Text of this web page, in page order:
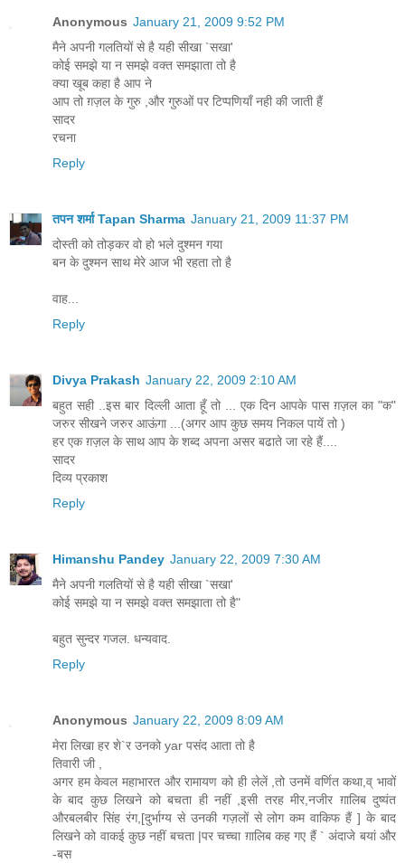
Anonymous January 21, 2009 9:52 PM
मैने अपनी गलतियों से है यही सीखा `सखा'
कोई समझे या न समझे वक्त समझाता तो है
क्या खूब कहा है आप ने
आप तो ग़ज़ल के गुरु ,और गुरुओं पर टिप्पणियाँ नही की जाती हैं
सादर
रचना
Reply
तपन शर्मा Tapan Sharma January 21, 2009 11:37 PM
दोस्ती को तोड़कर वो हो भले दुश्मन गया
बन के दुश्मन साथ मेरे आज भी रहता तो है
वाह...
Reply
Divya Prakash January 22, 2009 2:10 AM
बहुत सही ..इस बार दिल्ली आता हूँ तो ... एक दिन आपके पास ग़ज़ल का "क"
जरुर सीखने जरुर आऊंगा ...(अगर आप कुछ समय निकल पायें तो )
हर एक ग़ज़ल के साथ आप के शब्द अपना असर बढाते जा रहे हैं....
सादर
दिव्य प्रकाश
Reply
Himanshu Pandey January 22, 2009 7:30 AM
मैने अपनी गलतियों से है यही सीखा `सखा'
कोई समझे या न समझे वक्त समझाता तो है"
बहुत सुन्दर गजल. धन्यवाद.
Reply
Anonymous January 22, 2009 8:09 AM
मेरा लिखा हर शे`र उनको yar पसंद आता तो है
तिवारी जी ,
अगर हम केवल महाभारत और रामायण को ही लेलें ,तो उनमें वर्णित कथा,व् भावों
के बाद कुछ लिखने को बचता ही नहीं ,इसी तरह मीर,नजीर ग़ालिब दुष्यंत
औरबलबीर सिंह रंग,[दुर्भाग्य से उनकी गज़लों से लोग कम वाकिफ हैं ] के बाद
लिखने को वाकई कुछ नहीं बचता |पर चच्चा ग़ालिब कह गए हैं ` अंदाजे बयां और
-बस